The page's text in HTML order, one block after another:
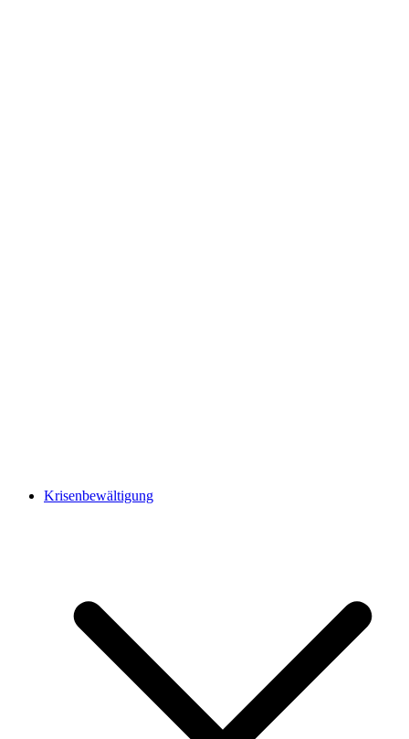
Krisenbewältigung